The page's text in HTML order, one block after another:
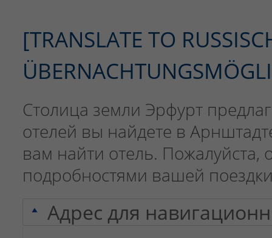
[TRANSLATE TO
Столица земли Эрфурт
отелей вы найдете в
вам найти отель. Пожалуйста,
подробностями вашей
Адрес для